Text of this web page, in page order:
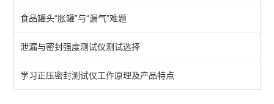
包装泄漏测试仪
微生物入密封侵试验仪
包装完整性测试仪
食品罐头“胀罐”与“漏气”难题
泄漏与密封强度测试仪测试选择
学习正压密封测试仪工作原理及产品特点